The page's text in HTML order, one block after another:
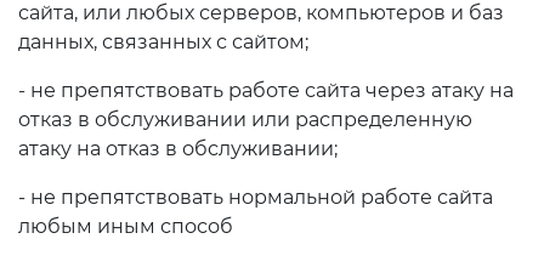
Повышение
квалификации
Bo'sh ish o'rinlari
Пресс релизы
сайта, или любых серверов, компьютеров и баз
данных, связанных с сайтом;
- не препятствовать работе сайта через атаку на
отказ в обслуживании или распределенную
атаку на отказ в обслуживании;
- не препятствовать нормальной работе сайта
любым иным способ